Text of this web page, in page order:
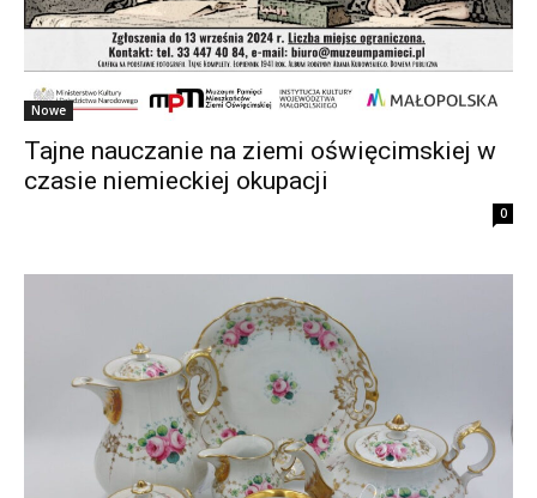
Nowe
Tajne nauczanie na ziemi oświęcimskiej w
czasie niemieckiej okupacji
0